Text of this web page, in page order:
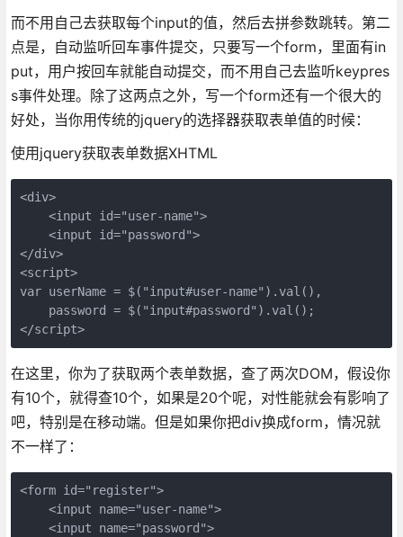
而不用自己去获取每个input的值，然后去拼参数跳转。第二
点是，自动监听回车事件提交，只要写一个form，里面有in
put，用户按回车就能自动提交，而不用自己去监听keypres
s事件处理。除了这两点之外，写一个form还有一个很大的
好处，当你用传统的jquery的选择器获取表单值的时候：
使用jquery获取表单数据XHTML
<div>
<input id="user-name">
<input id="password">
</div>
<script>
var userName = $("input#user-name").val(),
password = $("input#password").val();
</script>
在这里，你为了获取两个表单数据，查了两次DOM，假设你
有10个，就得查10个，如果是20个呢，对性能就会有影响了
吧，特别是在移动端。但是如果你把div换成form，情况就
不一样了：
<form id="register">
<input name="user-name">
<input name="password">